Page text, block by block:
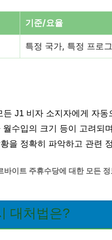
기준/요율
특정 국가, 특정 프로
J1 비자 소지자에게 자
수입의 크기 등이 고려되
을 정확히 파악하고 관련
바이트 주휴수당에 대한 모든
대처법은?